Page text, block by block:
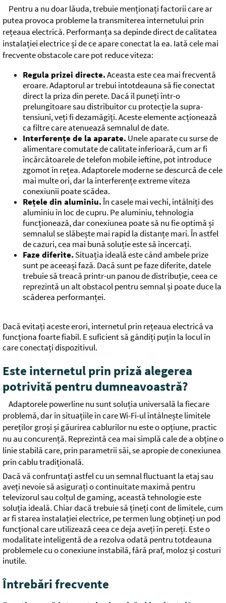
Pentru a nu doar lăuda, trebuie menționați factorii care ar
putea provoca probleme la transmiterea internetului prin
rețeaua electrică. Performanța sa depinde direct de calitatea
instalației electrice și de ce apare conectat la ea. Iată cele mai
frecvente obstacole care pot reduce viteza:
Regula prizei directe.Aceasta este cea mai frecventă
eroare. Adaptorul ar trebui întotdeauna să fie conectat
direct la priza din perete. Dacă îl puneți într-o
prelungitoare sau distribuitor cu protecție la supra-
tensiuni, veți fi dezamăgiți. Aceste elemente acționează
ca filtre care atenuează semnalul de date.
Interferențe de la aparate. Unele aparate cu surse de
alimentare comutate de calitate inferioară, cum ar fi
încărcătoarele de telefon mobile ieftine, pot introduce
zgomot în rețea. Adaptorele moderne se descurcă de cele
mai multe ori, dar la interferențe extreme viteza
conexiunii poate scădea.
Rețele din aluminiu.În casele mai vechi, întâlniți des
aluminiu în loc de cupru. Pe aluminiu, tehnologia
funcționează, dar conexiunea poate să nu fie optimă și
semnalul se slăbește mai rapid la distanțe mari. În astfel
de cazuri, cea mai bună soluție este să încercați.
Faze diferite. Situația ideală este când ambele prize
sunt pe aceeași fază. Dacă sunt pe faze diferite, datele
trebuie să treacă printr-un panou de distribuție, ceea ce
reprezintă un alt obstacol pentru semnal și poate duce la
scăderea performanței.
Dacă evitați aceste erori, internetul prin rețeaua electrică va
funcționa foarte fiabil. E suficient să gândiți puțin la locul în
care conectați dispozitivul.
Este internetul prin priză alegerea
potrivită pentru dumneavoastră?
Adaptorele powerline nu sunt soluția universală la fiecare
problemă, dar în situațiile în care Wi-Fi-ul întâlnește limitele
pereților groși și găurirea cablurilor nu este o opțiune, practic
nu au concurență. Reprezintă cea mai simplă cale de a obține o
linie stabilă care, prin parametrii săi, se apropie de conexiunea
prin cablu tradițională.
Dacă vă confruntați astfel cu un semnal fluctuant la etaj sau
aveți nevoie să asigurați o continuitate maximă pentru
televizorul sau colțul de gaming, această tehnologie este
soluția ideală. Chiar dacă trebuie să țineți cont de limitele, cum
ar fi starea instalației electrice, pe termen lung obțineți un pod
funcțional care utilizează ceea ce deja aveți în pereți. Este o
modalitate inteligentă de a rezolva odată pentru totdeauna
problemele cu o conexiune instabilă, fără praf, moloz și costuri
inutile.
Întrebări frecvente